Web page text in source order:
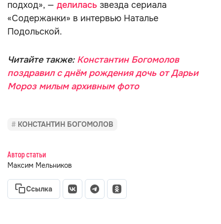
подход», — делилась звезда сериала
«Содержанки» в интервью Наталье
Подольской.
Читайте также: Константин Богомолов
поздравил с днём рождения дочь от Дарьи
Мороз милым архивным фото
КОНСТАНТИН БОГОМОЛОВ
Автор статьи
Максим Мельников
Ссылка